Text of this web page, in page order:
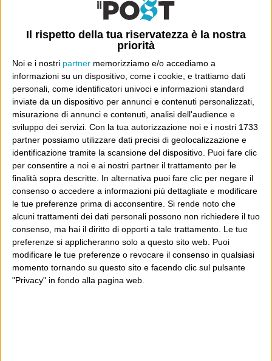
Il rispetto della tua riservatezza è la nostra
priorità
Noi e i nostri partner memorizziamo e/o accediamo a
informazioni su un dispositivo, come i cookie, e trattiamo dati
personali, come identificatori univoci e informazioni standard
inviate da un dispositivo per annunci e contenuti personalizzati,
misurazione di annunci e contenuti, analisi dell'audience e
sviluppo dei servizi. Con la tua autorizzazione noi e i nostri 1733
partner possiamo utilizzare dati precisi di geolocalizzazione e
identificazione tramite la scansione del dispositivo. Puoi fare clic
per consentire a noi e ai nostri partner il trattamento per le
finalità sopra descritte. In alternativa puoi fare clic per negare il
consenso o accedere a informazioni più dettagliate e modificare
le tue preferenze prima di acconsentire. Si rende noto che
alcuni trattamenti dei dati personali possono non richiedere il tuo
consenso, ma hai il diritto di opporti a tale trattamento. Le tue
preferenze si applicheranno solo a questo sito web. Puoi
modificare le tue preferenze o revocare il consenso in qualsiasi
momento tornando su questo sito e facendo clic sul pulsante
"Privacy" in fondo alla pagina web.